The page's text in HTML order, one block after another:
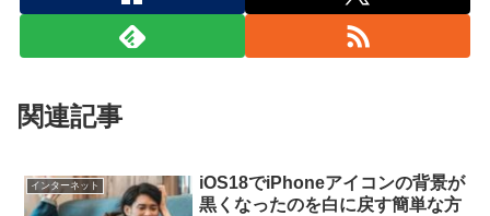
関連記事
インターネット
iOS18でiPhoneアイコンの背景が
黒くなったのを白に戻す簡単な方